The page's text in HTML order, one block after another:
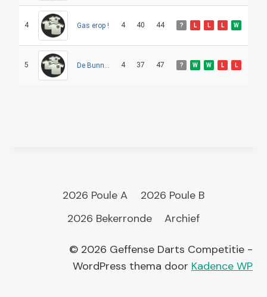
4 Gas erop ! 4 40 44 ? L L L W
5 4 37 47 ? W W L L
2026 Poule A
2026 Poule B
2026 Bekerronde
Archief
© 2026 Geffense Darts Competitie -
WordPress thema door Kadence WP